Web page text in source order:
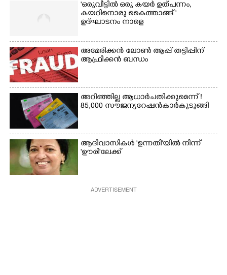
'ഒരുവീട്ടിൽ ഒരു കയർ ഉത്പന്നം,
കയറിനൊരു കൈത്താങ്ങ് '
ഉദ്ഘാടനം നാളെ
അമേരിക്കൻ ലോൺ ആപ്പ് തട്ടിപ്പിന്
ആഫ്രിക്കൻ ബന്ധം
അറിഞ്ഞില്ല ആധാർ ചതിക്കുമെന്ന് !
85,000 സൗജന്യ റേഷൻകാർ കുടുങ്ങി
ആദിവാസികൾ 'ഉന്നതി'യിൽ നിന്ന്
'ഊരി'ലേക്ക്
ADVERTISEMENT